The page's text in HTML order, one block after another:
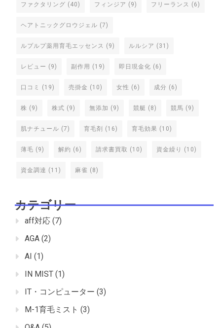
ファクタリング (40) フィンジア (9) フリーランス (6)
ヘアトニックグロウジェル (7)
ルプルプ薬用育毛エッセンス (9) ルルシア (31)
レビュー (9) 副作用 (19) 即日現金化 (6)
口コミ (19) 売掛金 (10) 女性 (6) 成分 (6)
株 (9) 株式 (9) 無添加 (9) 競艇 (8) 競馬 (9)
肌ナチュール (7) 育毛剤 (16) 育毛効果 (10)
薄毛 (9) 解約 (6) 請求書買取 (10) 資金繰り (10)
資金調達 (11) 麻雀 (8)
カテゴリー
aff対応 (7)
AGA (2)
AI (1)
IN MIST (1)
IT・コンピューター (3)
M-1育毛ミスト (3)